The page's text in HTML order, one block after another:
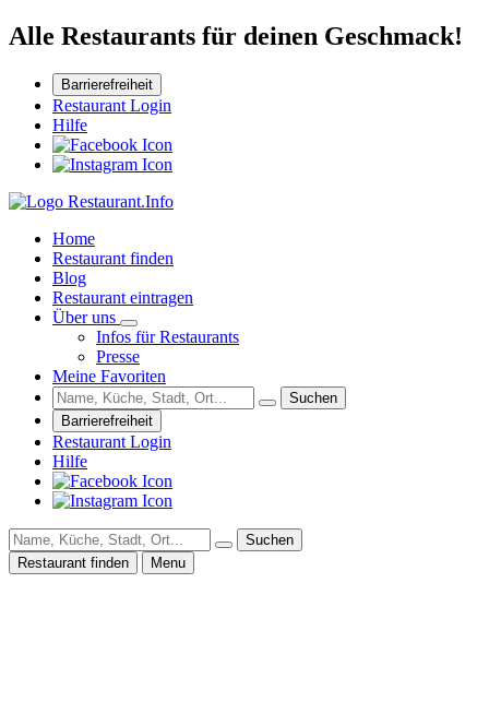
Alle Restaurants für deinen Geschmack!
Barrierefreiheit
Restaurant Login
Hilfe
Home
Restaurant finden
Blog
Restaurant eintragen
Über uns
Infos für Restaurants
Presse
Meine Favoriten
Suchen
Barrierefreiheit
Restaurant Login
Hilfe
Suchen
Restaurant finden
Menu